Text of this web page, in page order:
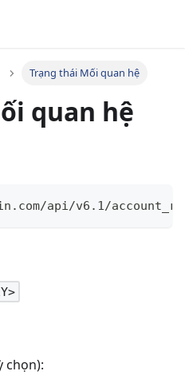
Trạng thái Mối quan hệ
quan hệ
api/v6.1/
chọn):